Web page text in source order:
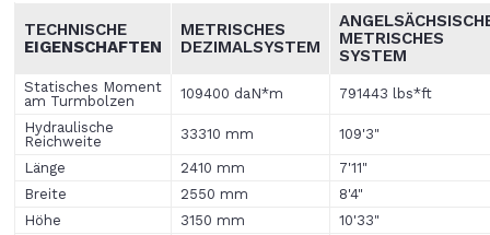
TECHNISCHE
EIGENSCHAFTEN
METRISCHES
DEZIMALSYSTEM
METRISCHES
SYSTEM
Statisches Moment
am Turmbolzen
109400 daN*m 791443 lbs*ft
Hydraulische
Reichweite
33310 mm 109'3"
Länge 2410 mm
7'11"
Breite
2550 mm
8'4"
Höhe
3150 mm
10'33"